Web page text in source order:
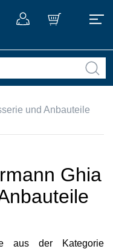
und Anbauteile
Ghia
aus der Kategorie